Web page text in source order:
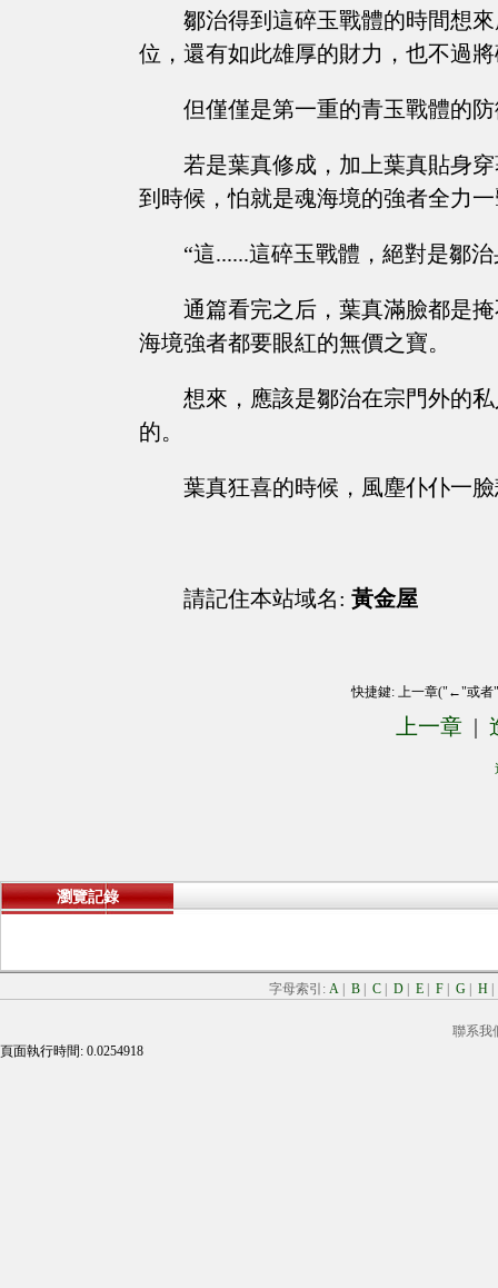
鄒治得到這碎玉戰體的時間想
位，還有如此雄厚的財力，也不過
但僅僅是第一重的青玉戰體的
若是葉真修成，加上葉真貼身
到時候，怕就是魂海境的強者全力
“這......這碎玉戰體，絕對是鄒
通篇看完之后，葉真滿臉都是
海境強者都要眼紅的無價之寶。
想來，應該是鄒治在宗門外的
的。
葉真狂喜的時候，風塵仆仆一
請記住本站域名: 黃金屋
快捷鍵: 上一章("←"或
上一章 |
瀏覽記錄
字母索引: A B C D E F G H
聯系我
頁面執行時間: 0.0254918